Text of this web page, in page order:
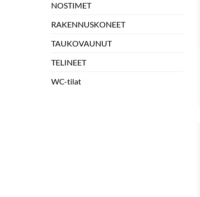
NOSTIMET
RAKENNUSKONEET
TAUKOVAUNUT
TELINEET
WC-tilat